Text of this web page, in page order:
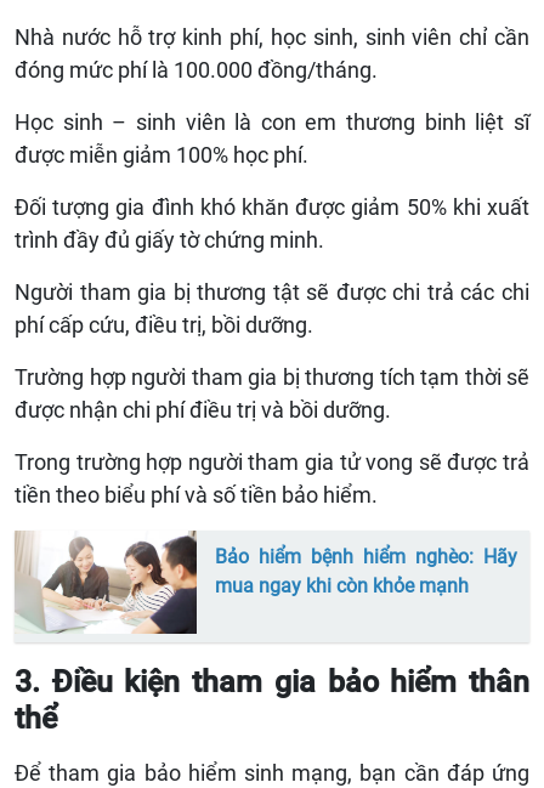
Nhà nước hỗ trợ kinh phí, học sinh, sinh viên chỉ cần
đóng mức phí là 100.000 đồng/tháng.
Học sinh – sinh viên là con em thương binh liệt sĩ
được miễn giảm 100% học phí.
Đối tượng gia đình khó khăn được giảm 50% khi xuất
trình đầy đủ giấy tờ chứng minh.
Người tham gia bị thương tật sẽ được chi trả các chi
phí cấp cứu, điều trị, bồi dưỡng.
Trường hợp người tham gia bị thương tích tạm thời sẽ
được nhận chi phí điều trị và bồi dưỡng.
Trong trường hợp người tham gia tử vong sẽ được trả
tiền theo biểu phí và số tiền bảo hiểm.
Bảo hiểm bệnh hiểm nghèo: Hãy
mua ngay khi còn khỏe mạnh
3. Điều kiện tham gia bảo hiểm thân
thể
Để tham gia bảo hiểm sinh mạng, bạn cần đáp ứng